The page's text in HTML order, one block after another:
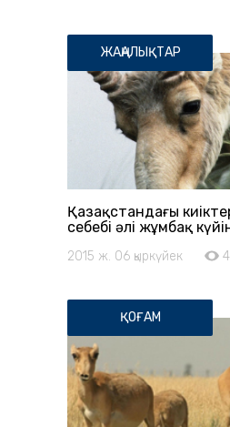
ЖАҢАЛЫҚТАР
Қазақстандағы
себебі әлі жұмбақ
2015 ж. 06 қыркүйек
ҚОҒАМ